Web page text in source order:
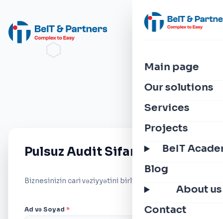
Main page
Our solutions
Services
Projects
BeIT
Blog
About us
Contact
Pulsuz Audit Sifariş Et
Biznesinizin cari vəziyyətini birlikdə təhlil edək.
Ad və Soyad *